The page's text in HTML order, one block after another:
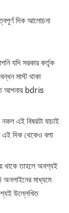
দিক আলোচনা
যদি সরকার কর্তৃক
মাস্ট থাকা
আপনার bdris
এই বিষয়টা যাচাই
দিক থেকেও বলা
থাকে তাহলে অবশ্যই
মাধ্যমে
উল্লেখিত